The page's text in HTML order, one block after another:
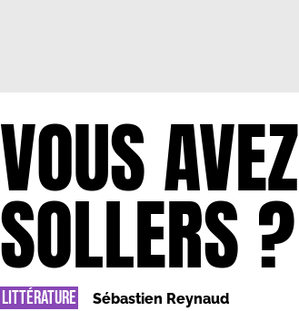
VOUS
SOLLERS ?
LITTÉRATURE Sébastien Reynaud